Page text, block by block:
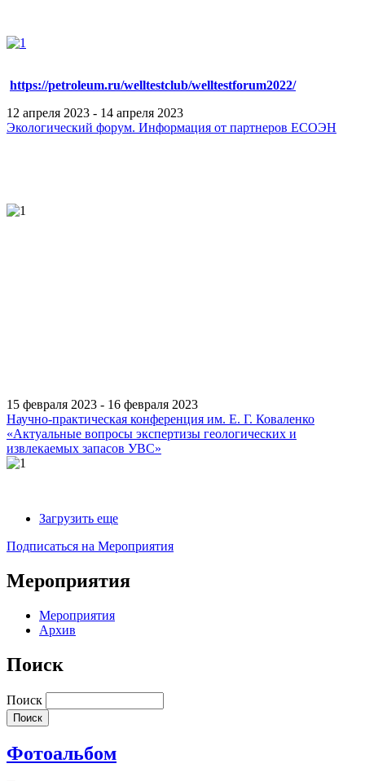
https://petroleum.ru/welltestclub/welltestforum2022/
12 апреля 2023 - 14 апреля 2023
Экологический форум. Информация от партнеров ЕСОЭН
15 февраля 2023 - 16 февраля 2023
Научно-практическая конференция им. Е. Г. Коваленко
«Актуальные вопросы экспертизы геологических и
извлекаемых запасов УВС»
Загрузить еще
Подписаться на Мероприятия
Мероприятия
Мероприятия
Архив
Поиск
Поиск
Фотоальбом